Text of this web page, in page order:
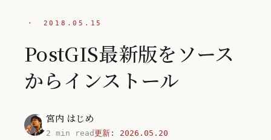
· 2018.05.15
PostGIS最新版をソース
からインストール
宮内 はじめ
2 min read更新: 2026.05.20